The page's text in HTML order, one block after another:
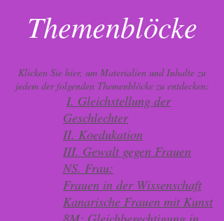
Themenblöcke
Klicken Sie hier, um Materialien und Inhalte zu
jedem der folgenden Themenblöcke zu entdecken:
I. Gleichstellung der
Geschlechter
II. Koedukation
III. Gewalt gegen Frauen
NS. Frau:
Frauen in der Wissenschaft
Kanarische Frauen mit Kunst